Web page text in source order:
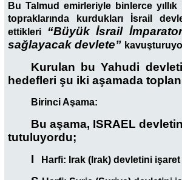
Bu Talmud emirleriyle binlerce
topraklarında kurdukları İsrail
ettikleri “Büyük İsrail
sağlayacak devlete”
Kurulan bu Yahudi
hedefleri şu iki aşamada
Birinci Aşama:
Bu aşama, ISRAEL
tutuluyordu;
I Harfi: Irak (Irak) devletini